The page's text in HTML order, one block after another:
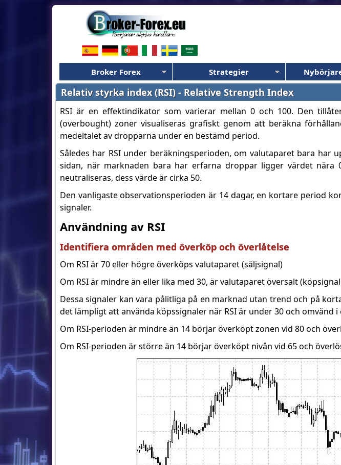
Broker Forex Strategier
Relativ styrka index (RSI) - Relative Strength Index
RSI är en effektindikator som varierar mellan 0 och 100. Den
(overbought) zoner visualiseras grafiskt genom att beräkna
medeltalet av dropparna under en bestämd period.
Således har RSI under beräkningsperioden, om valutaparet bara har
sidan, när marknaden bara har erfarna droppar ligger värdet nära
neutraliseras, dess värde är cirka 50.
Den vanligaste observationsperioden är 14 dagar, en kortare period
signaler.
Användning av RSI
Identifiera områden med överköp och överlåtelse
Om RSI är 70 eller högre överköps valutaparet (säljsignal)
Om RSI är mindre än eller lika med 30, är ​​valutaparet översalt
Dessa signaler kan vara pålitliga på en marknad utan trend och på
det lämpligt att använda köpssignaler när RSI är under 30 och omvänd
Om RSI-perioden är mindre än 14 börjar överköpt zonen vid 80 och
Om RSI-perioden är större än 14 börjar överköpt nivån vid 65 och